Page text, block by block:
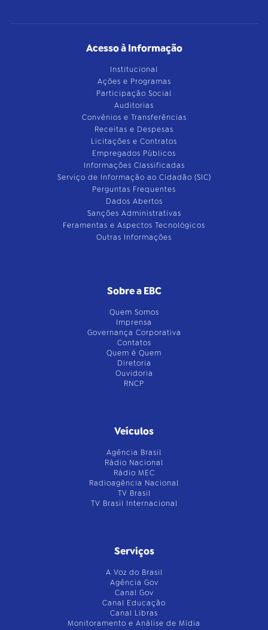
Acesso à Informação
Institucional
Ações e Programas
Participação Social
Auditorias
Convênios e Transferências
Receitas e Despesas
Licitações e Contratos
Empregados Públicos
Informações Classificadas
Serviço de Informação ao Cidadão (SIC)
Perguntas Frequentes
Dados Abertos
Sanções Administrativas
Feramentas e Aspectos Tecnológicos
Outras Informações
Sobre a EBC
Quem Somos
Imprensa
Governança Corporativa
Contatos
Quem é Quem
Diretoria
Ouvidoria
RNCP
Veículos
Agência Brasil
Rádio Nacional
Rádio MEC
Radioagência Nacional
TV Brasil
TV Brasil Internacional
Serviços
A Voz do Brasil
Agência Gov
Canal Gov
Canal Educação
Canal Libras
Monitoramento e Análise de Mídia